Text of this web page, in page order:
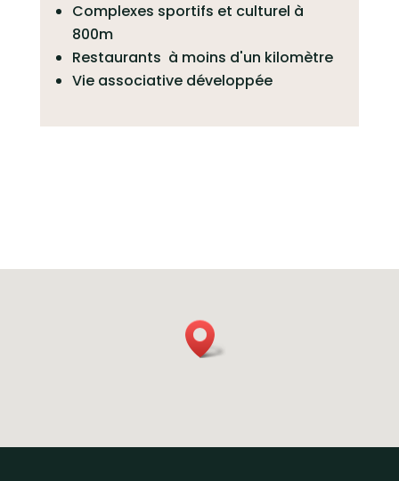
Complexes sportifs et culturel à
800m
Restaurants à moins d'un kilomètre
Vie associative développée